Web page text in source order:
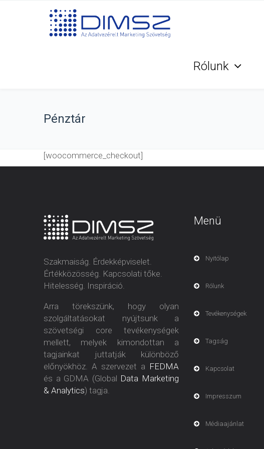
Rólunk
Pénztár
[woocommerce_checkout]
Szakmaiság. Érdekképviselet.
Értékközösség. Kapcsolati tőke.
Hitelesség. Inspiráció.
Arra törekszünk, hogy olyan
szolgáltatásokat nyújtsunk a
szövetségi core tevékenységek
mellett, melyek kimondottan a
tagjainkat juttatják különböző
előnyökhöz. A szervezet a FEDMA
és a GDMA (Global Data Marketing
& Analytics) tagja.
Menü
Nyitólap
Rólunk
Tevékenységek
Tagság
Kapcsolat
Impresszum
Médiaajánlat